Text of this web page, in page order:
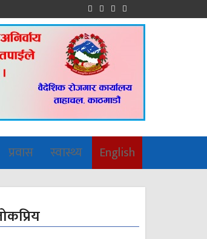
प्रवास स्वास्थ्य English